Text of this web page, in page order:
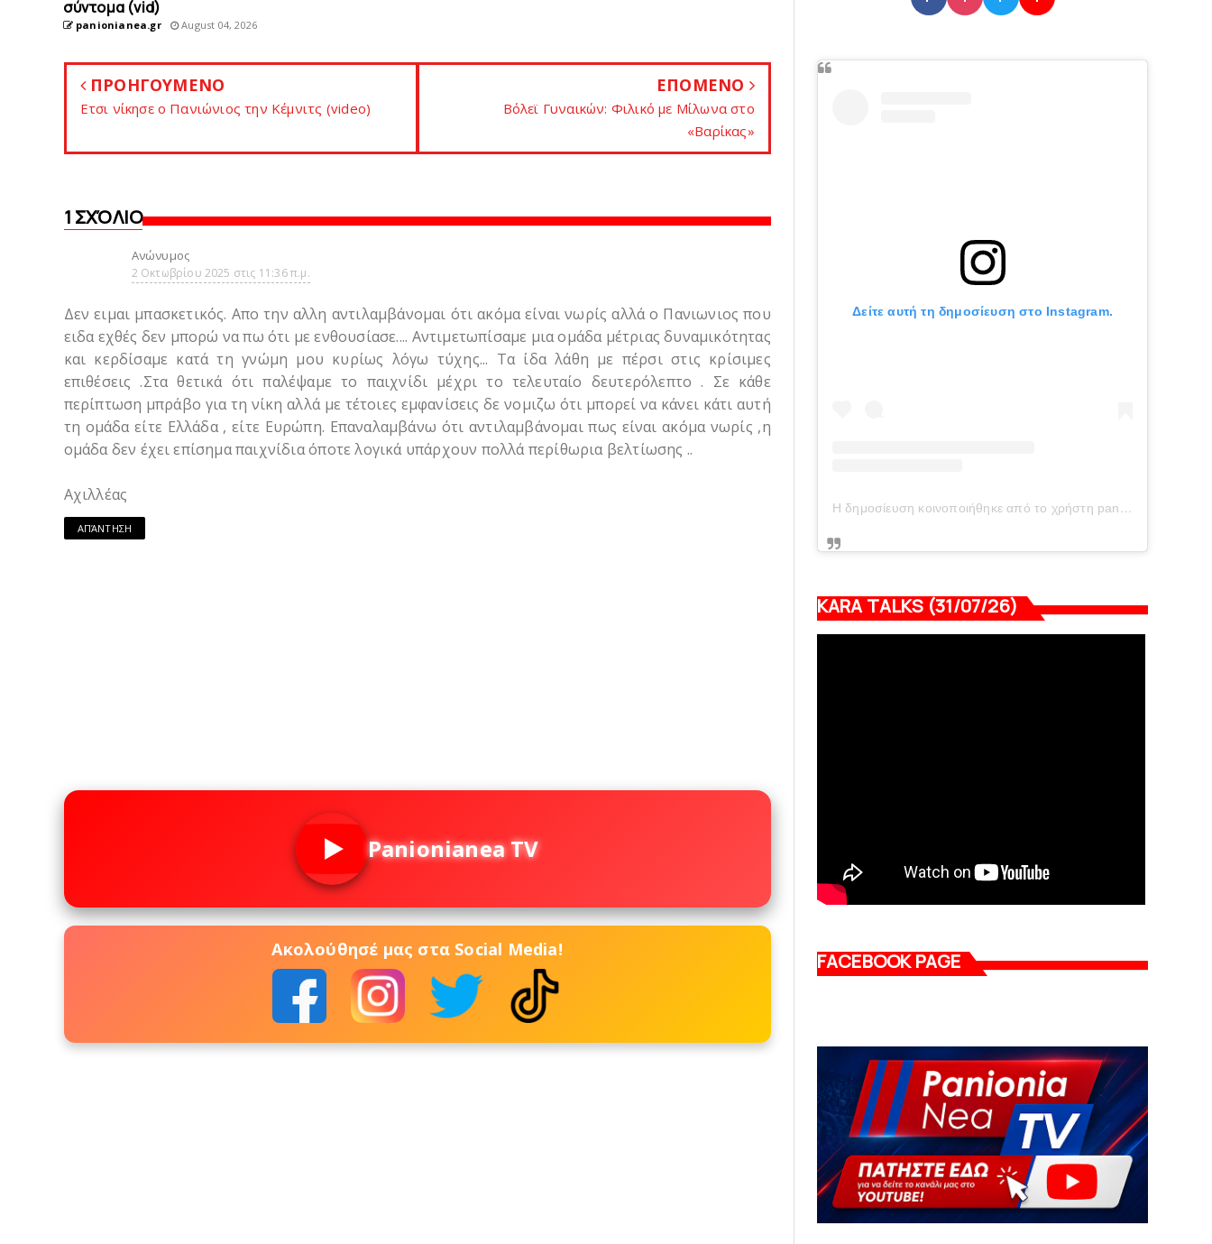
σύντομα (vid)
panionianea.gr August 04, 2026
ΠΡΟΗΓΟΥΜΕΝΟ
Eτσι νίκησε ο Πανιώνιος την Κέμνιτς (video)
ΕΠΟΜΕΝΟ
Βόλεϊ Γυναικών: Φιλικό με Μίλωνα στο
«Bαρίκας»
1 ΣΧΌΛΙΟ
Ανώνυμος
2 Οκτωβρίου 2025 στις 11:36 π.μ.
Δεν ειμαι μπασκετικός. Απο την αλλη αντιλαμβάνομαι ότι ακόμα είναι νωρίς αλλά ο Πανιωνιος που
ειδα εχθές δεν μπορώ να πω ότι με ενθουσίασε.... Αντιμετωπίσαμε μια ομάδα μέτριας δυναμικότητας
και κερδίσαμε κατά τη γνώμη μου κυρίως λόγω τύχης... Τα ίδα λάθη με πέρσι στις κρίσιμες
επιθέσεις .Στα θετικά ότι παλέψαμε το παιχνίδι μέχρι το τελευταίο δευτερόλεπτο . Σε κάθε
περίπτωση μπράβο για τη νίκη αλλά με τέτοιες εμφανίσεις δε νομιζω ότι μπορεί να κάνει κάτι αυτή
τη ομάδα είτε Ελλάδα , είτε Ευρώπη. Επαναλαμβάνω ότι αντιλαμβάνομαι πως είναι ακόμα νωρίς ,η
ομάδα δεν έχει επίσημα παιχνίδια όποτε λογικά υπάρχουν πολλά περίθωρια βελτίωσης ..
Αχιλλέας
ΑΠΆΝΤΗΣΗ
Panionianea TV
Ακολούθησέ μας στα Social Media!
Δείτε αυτή τη δημοσίευση στο Instagram.
Η δημοσίευση κοινοποιήθηκε από το χρήστη panionianea.gr (@panionianea.gr)
KARA TALKS (31/07/26)
FACEBOOK PAGE